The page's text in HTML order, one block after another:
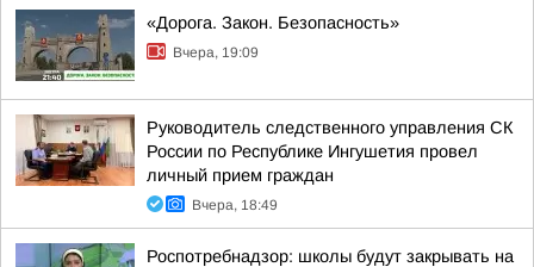
«Дорога. Закон. Безопасность»
Вчера, 19:09
Руководитель следственного управления СК
России по Республике Ингушетия провел
личный прием граждан
Вчера, 18:49
Роспотребнадзор: школы будут закрывать на